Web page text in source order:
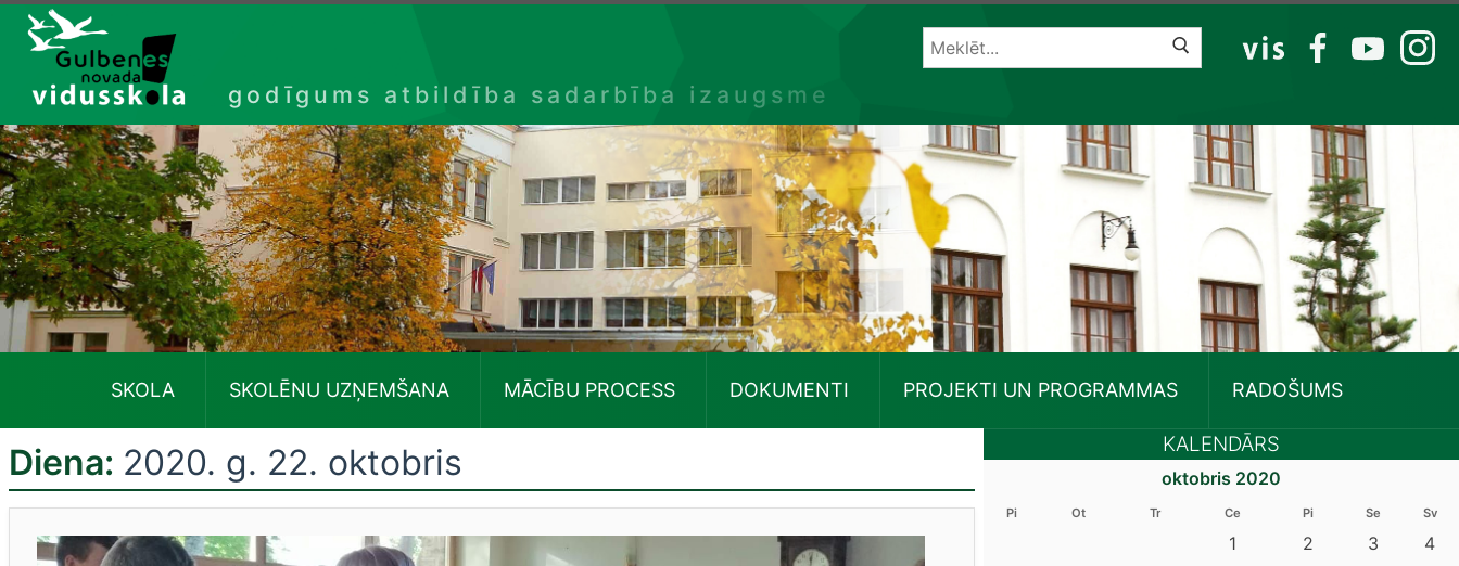
Izlaist
godīgums atbildība sadarbība izaugsme
VIS FB YT IG
SKOLA SKOLĒNU UZŅEMŠANA MĀCĪBU PROCESS DOKUMENTI PROJEKTI UN PROGRAMMAS RADOŠUMS
Diena: 2020. g. 22. oktobris KALENDĀRS
oktobris 2020
Pi Ot Tr Ce Pi Se Sv
1 2 3
4